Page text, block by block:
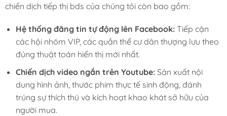
chiến dịch tiếp thị bds của chúng tôi còn bao gồm:
Hệ thống đăng tin tự động lên Facebook:Tiếp cận
các hội nhóm VIP, các quần thể cư dân thượng lưu theo
đúng thuật toán hiển thị mới nhất.
Chiến dịch video ngắn trên Youtube:Sản xuất nội
dung hình ảnh, thước phim thực tế sinh động, đánh
trúng sự thích thú và kích hoạt khao khát sở hữu của
người mua.